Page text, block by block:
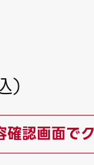
）
認画面で